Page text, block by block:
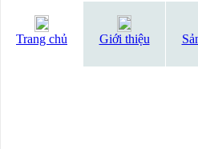
Trang chủ Giới thiệu